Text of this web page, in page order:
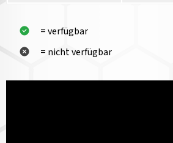
= verfügbar
= nicht verfügbar